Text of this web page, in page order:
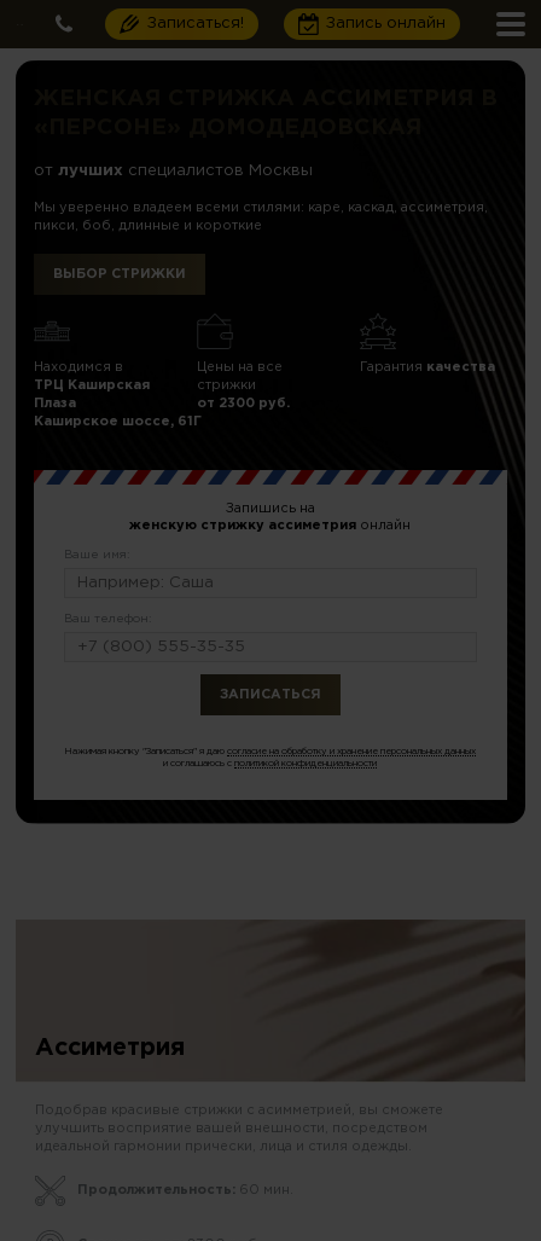
Записаться! Запись онлайн
от лучших специалистов Москвы
Мы уверенно владеем всеми стилями: каре, каскад, ассиметрия,
пикси, боб, длинные и короткие
ВЫБОР СТРИЖКИ
Находимся в
ТРЦ Каширская
Плаза
Каширское шоссе, 61Г
Цены на все
стрижки
от 2300 руб.
Гарантия качества
Запишись на
женскую стрижку ассиметрия онлайн
Ваше имя:
Ваш телефон:
Нажимая кнопку "Записаться" я даюсогласие на обработку и хранение персональных данных
и соглашаюсь сполитикой конфиденциальности
Ассиметрия
Подобрав красивые стрижки с асимметрией, вы сможете
улучшить восприятие вашей внешности, посредством
идеальной гармонии прически, лица и стиля одежды.
Продолжительность: 60 мин.